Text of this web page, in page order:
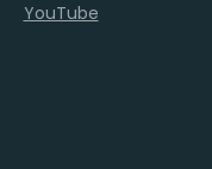
YouTube